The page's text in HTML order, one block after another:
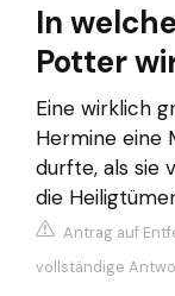
In
Potter
Eine wirklich
Hermine eine
durfte, als sie
die
Antrag auf
vollständige